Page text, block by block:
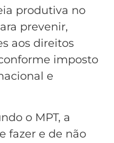
produtiva no
prevenir,
aos direitos
imposto
e
o MPT, a
fazer e de não